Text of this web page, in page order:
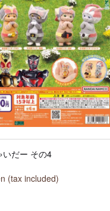
いだー その4
(tax included)